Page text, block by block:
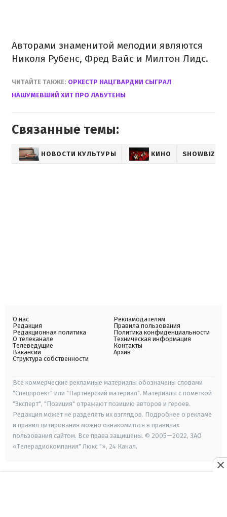
Авторами знаменитой мелодии являются
Николя Рубенс, Фред Вайс и Милтон Лидс.
ЧИТАЙТЕ ТАКЖЕ: ОРКЕСТР НАЦГВАРДИИ СЫГРАЛ
НАШУМЕВШИЙ ХИТ ПРО ЛАБУТЕНЫ
Связанные темы:
НОВОСТИ КУЛЬТУРЫ КИНО SHOWBIZ
О нас
Редакция
Редакционная политика
О телеканале
Телеведущие
Вакансии
Структура собственности
Рекламодателям
Правила пользования
Политика конфиденциальности
Техническая информация
Контакты
Архив
Все коммерческие рекламные материалы обозначены словами
"Спецпроект" или "Партнерский материал". Материалы с пометкой
"Эксперт", "Позиция" отражают позицию авторов и героев.
Редакция может не разделять их взглядов. Подробнее о рекламе
и правил цитирования можно ознакомиться в правилах
пользования сайтом. Все права защищены. © 2005—2022, ЗАО
«Телерадиокомпания" Люкс "», 24 Канал.